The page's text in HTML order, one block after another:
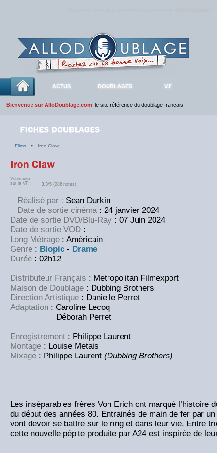
ACTUS DOUBLAGES V.F
Bienvenue sur AlloDoublage.com , le site référence du doublage français.
Films > Iron Claw
Votre avis
sur la VF :
3.3/5 (286 notes)
Réalisé par : Sean Durkin
Date de sortie cinéma : 24 janvier 2024
Date de sortie DVD/Blu-Ray : 07 Juin 2024
Date de sortie VOD :
Long Métrage : Américain
Genre : Biopic - Drame
Durée : 02h12
Distributeur Français : Metropolitan Filmexport
Maison de Doublage : Dubbing Brothers
Direction Artistique : Danielle Perret
Adaptation : Caroline Lecoq
Déborah Perret
Enregistrement : Philippe Laurent
Montage : Louise Metais
Mixage : Philippe Laurent (Dubbing Brothers)
Les inséparables frères Von Erich ont marqué l’histoire
du début des années 80. Entrainés de main de fer par
vont devoir se battre sur le ring et dans leur vie. Entre
cette nouvelle pépite produite par A24 est inspirée de